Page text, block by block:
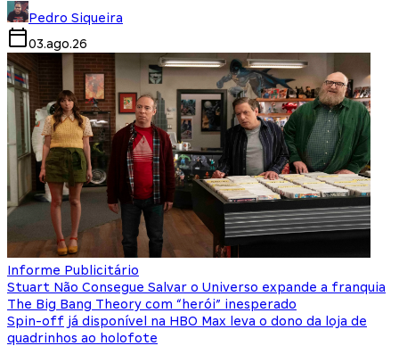
Pedro Siqueira
03.ago.26
Informe Publicitário
Stuart Não Consegue Salvar o Universo expande a franquia
The Big Bang Theory com “herói” inesperado
Spin-off já disponível na HBO Max leva o dono da loja de
quadrinhos ao holofote